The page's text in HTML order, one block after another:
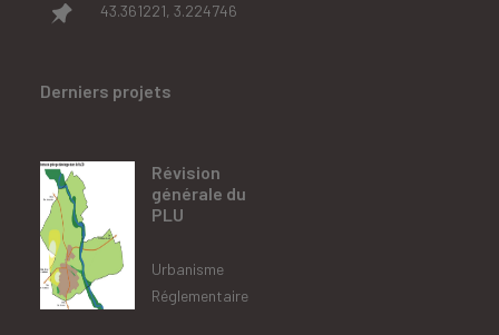
43.361221, 3.224746
Derniers projets
Révision
générale du
PLU
Urbanisme
Réglementaire